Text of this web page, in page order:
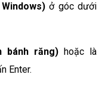
ở góc dưới
bánh răng)hoặc là
Enter.